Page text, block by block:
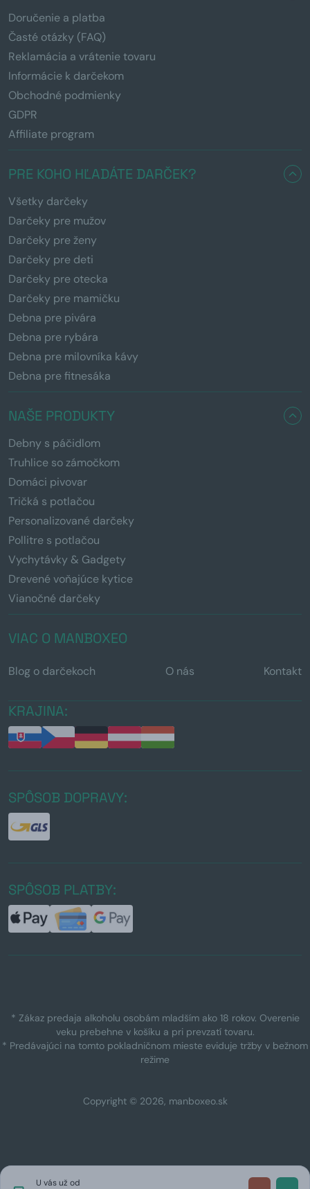
U vás už od
Doručenie a platba
Časté otázky (FAQ)
Reklamácia a vrátenie tovaru
Informácie k darčekom
Obchodné podmienky
GDPR
Affiliate program
PRE KOHO HĽADÁTE DARČEK?
Všetky darčeky
Darčeky pre mužov
Darčeky pre ženy
Darčeky pre deti
Darčeky pre otecka
Darčeky pre mamičku
Debna pre pivára
Debna pre rybára
Debna pre milovníka kávy
Debna pre fitnesáka
NAŠE PRODUKTY
Debny s páčidlom
Truhlice so zámočkom
Domáci pivovar
Tričká s potlačou
Personalizované darčeky
Pollitre s potlačou
Vychytávky & Gadgety
Drevené voňajúce kytice
Vianočné darčeky
VIAC O MANBOXEO
Blog o darčekoch O nás Kontakt
KRAJINA:
SPÔSOB DOPRAVY:
SPÔSOB PLATBY:
* Zákaz predaja alkoholu osobám mladším ako 18 rokov. Overenie
veku prebehne v košíku a pri prevzatí tovaru.
* Predávajúci na tomto pokladničnom mieste eviduje tržby v bežnom
režime
Copyright © 2026, manboxeo.sk